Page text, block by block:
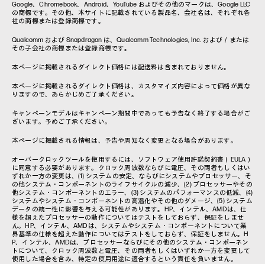
Google、Chromebook、Android、YouTube およびその他のマークは、Google LLC
の商標です。その他、本サイトに記載されている製品名、会社名は、それぞれ各
社の商標または登録商標です。
Qualcomm および Snapdragon は、Qualcomm Technologies, Inc. および／または
その子会社の商標または登録商標です。
本ページに掲載されるダイレクト価格には配送料は含まれておりません。
本ページに掲載されるダイレクト価格は、カスタマイズ内容によって価格が異な
りますので、あらかじめご了承ください。
キャンペーンモデルはキャンペーン期間中であっても予告なく終了する場合がご
ざいます。予めご了承ください。
本ページに掲載される情報は、予告や周知なく変更となる場合があります。
オーバークロックツールを使用するには、ソフトウェア使用許諾契約書（EULA）
に同意する必要があります。クロック周波数ならびに電圧、その両者もしくはい
ずれか一方の変更は、(1) システムの安定、ならびにシステムやプロセッサー、そ
の他システム・コンポーネントのライフサイクルの減少、(2) プロセッサーやその
他システム・コンポーネントのエラー、(3) システムのパフォーマンスの低減、(4)
システムやシステム・コンポーネントの高温化やその他のダメージ、(5) システム
データの統一性に影響を与える可能性があります。HP、インテル、AMDは、仕
様を超えたプロセッサーの動作についてはテストをしておらず、保証をしませ
ん。HP、インテル、AMDは、システムやシステム・コンポーネントについて業
界基準の仕様を超えた動作についてはテストをしておらず、保証をしません。H
P、インテル、AMDは、プロセッサーならびにその他のシステム・コンポーネン
トについて、クロック周波数と電圧、その両者もしくはいずれか一方を変更して
使用した場合を含み、特定の使用用途に適合するという責任を負いません。